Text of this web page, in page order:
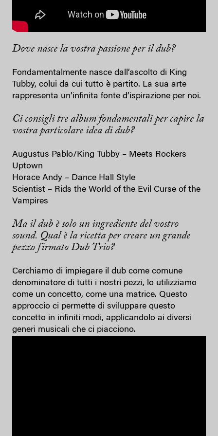
Dove nasce la vostra passione per il dub?
Fondamentalmente nasce dall’ascolto di King
Tubby, colui da cui tutto è partito. La sua arte
rappresenta un’infinita fonte d’ispirazione per noi.
Ci consigli tre album fondamentali per capire la
vostra particolare idea di dub?
Augustus Pablo/King Tubby – Meets Rockers
Uptown
Horace Andy – Dance Hall Style
Scientist – Rids the World of the Evil Curse of the
Vampires
Ma il dub è solo un ingrediente del vostro
sound. Qual è la ricetta per creare un grande
pezzo firmato Dub Trio?
Cerchiamo di impiegare il dub come comune
denominatore di tutti i nostri pezzi, lo utilizziamo
come un concetto, come una matrice. Questo
approccio ci permette di sviluppare questo
concetto in infiniti modi, applicandolo ai diversi
generi musicali che ci piacciono.